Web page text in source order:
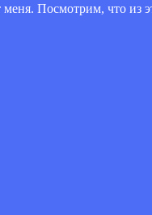
меня. Посмотрим, что